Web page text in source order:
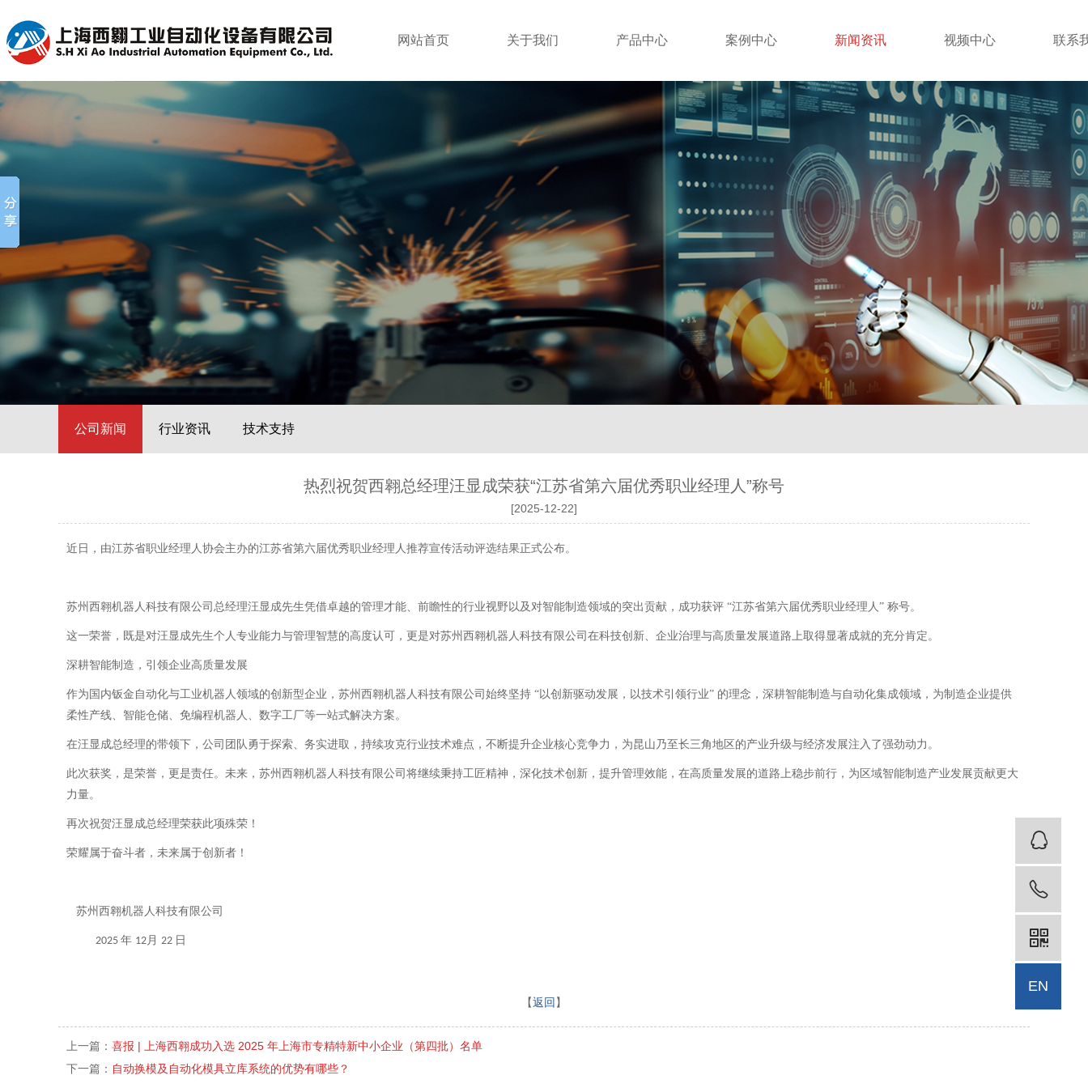
网站首页 关于我们 产品中心 案例中心 新闻资讯 视频中心 联系
公司新闻 行业资讯 技术支持
热烈祝贺西翱总经理汪显成荣获“江苏省第六届优秀职业经理人”称号
[2025-12-22]
近日，由江苏省职业经理人协会主办的江苏省第六届优秀职业经理人推荐宣传活动评选结果正式公布。
苏州西翱机器人科技有限公司总经理汪显成先生凭借卓越的管理才能、前瞻性的行业视野以及对智能制造领域的突出贡献，成功获评 “江苏省第六届优秀职业经理人” 称号。
这一荣誉，既是对汪显成先生个人专业能力与管理智慧的高度认可，更是对苏州西翱机器人科技有限公司在科技创新、企业治理与高质量发展道路上取得显著成就的充分肯定。
深耕智能制造，引领企业高质量发展
作为国内钣金自动化与工业机器人领域的创新型企业，苏州西翱机器人科技有限公司始终坚持 “以创新驱动发展，以技术引领行业” 的理念，深耕智能制造与自动化集成领域，为制造企业提供
柔性产线、智能仓储、免编程机器人、数字工厂等一站式解决方案。
在汪显成总经理的带领下，公司团队勇于探索、务实进取，持续攻克行业技术难点，不断提升企业核心竞争力，为昆山乃至长三角地区的产业升级与经济发展注入了强劲动力。
此次获奖，是荣誉，更是责任。未来，苏州西翱机器人科技有限公司将继续秉持工匠精神，深化技术创新，提升管理效能，在高质量发展的道路上稳步前行，为区域智能制造产业发展贡献更大
力量。
再次祝贺汪显成总经理荣获此项殊荣！
荣耀属于奋斗者，未来属于创新者！
苏州西翱机器人科技有限公司
2025 年 12月 22 日
【返回 】
上一篇： 喜报 | 上海西翱成功入选 2025 年上海市专精特新中小企业（第四批）名单
下一篇： 自动换模及自动化模具立库系统的优势有哪些？
EN